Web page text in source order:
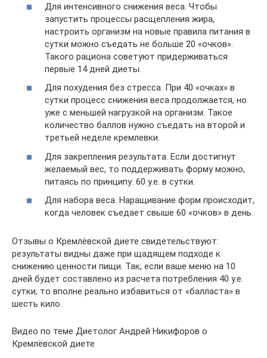
Для интенсивного снижения веса. Чтобы
запустить процессы расщепления жира,
настроить организм на новые правила питания в
сутки можно съедать не больше 20 «очков».
Такого рациона советуют придерживаться
первые 14 дней диеты.
Для похудения без стресса. При 40 «очках» в
сутки процесс снижения веса продолжается, но
уже с меньшей нагрузкой на организм. Такое
количество баллов нужно съедать на второй и
третьей неделе кремлевки.
Для закрепления результата. Если достигнут
желаемый вес, то поддерживать форму можно,
питаясь по принципу: 60 у.е. в сутки.
Для набора веса. Наращивание форм происходит,
когда человек съедает свыше 60 «очков» в день.
Отзывы о Кремлёвской диете свидетельствуют:
результаты видны даже при щадящем подходе к
снижению ценности пищи. Так, если ваше меню на 10
дней будет составлено из расчета потребления 40 у.е.
сутки, то вполне реально избавиться от «балласта» в
шесть кило.
Видео по теме Диетолог Андрей Никифоров о
Кремлёвской диете